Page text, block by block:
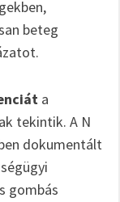
beteg
a
tekintik. A N
dokumentált
gombás